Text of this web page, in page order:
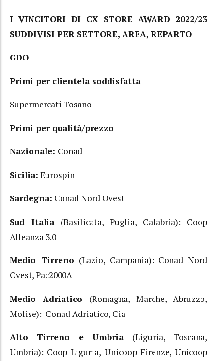
I VINCITORI DI CX STORE AWARD 2022/23
SUDDIVISI PER SETTORE, AREA, REPARTO
GDO
Primi per clientela soddisfatta
Supermercati Tosano
Primi per qualità/prezzo
Nazionale: Conad
Sicilia: Eurospin
Sardegna: Conad Nord Ovest
Sud Italia (Basilicata, Puglia, Calabria): Coop
Alleanza 3.0
Medio Tirreno (Lazio, Campania): Conad Nord
Ovest, Pac2000A
Medio Adriatico (Romagna, Marche, Abruzzo,
Molise): Conad Adriatico, Cia
Alto Tirreno e Umbria (Liguria, Toscana,
Umbria): Coop Liguria, Unicoop Firenze, Unicoop